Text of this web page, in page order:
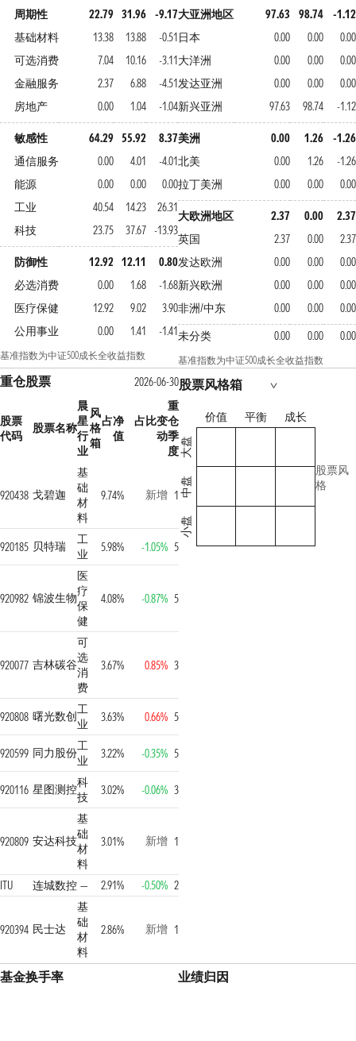
周期性
22.79 31.96
-9.17
基础材料
13.38 13.88
-0.51
可选消费
7.04 10.16
-3.11
金融服务
2.37 6.88
-4.51
房地产
0.00 1.04 -1.04
敏感性 64.29 55.92
8.37
通信服务
0.00 4.01
-4.01
能源
0.00 0.00
0.00
工业
40.54 14.23
26.31
科技
23.75 37.67 -13.93
防御性 12.92 12.11
0.80
必选消费
0.00 1.68
-1.68
医疗保健
12.92 9.02
3.90
公用事业
0.00 1.41 -1.41
基准指数为中证500成长全收益指数
大亚洲地区
97.63 98.74
-1.12
日本
0.00 0.00
0.00
大洋洲
0.00 0.00
0.00
发达亚洲
0.00 0.00
0.00
新兴亚洲
97.63 98.74 -1.12
美洲 0.00 1.26
-1.26
北美
0.00 1.26
-1.26
拉丁美洲
0.00 0.00 0.00
大欧洲地区 2.37 0.00
2.37
英国
2.37 0.00
2.37
发达欧洲
0.00 0.00
0.00
新兴欧洲
0.00 0.00
0.00
非洲/中东
0.00 0.00
0.00
未分类
0.00 0.00 0.00
基准指数为中证500成长全收益指数
重仓股票 2026-06-30
股票
代码
股票名称
晨
星
行
业
风
格
箱
占净
值
占比变
动
重
仓
季
度
920438 戈碧迦
基
础
材
料
9.74% 新增 1
920185 贝特瑞
工
业
5.98% -1.05% 5
920982 锦波生物
医
疗
保
健
4.08% -0.87% 5
920077 吉林碳谷
可
选
消
费
3.67% 0.85% 3
920808 曙光数创工
业
3.63% 0.66% 5
920599 同力股份工
业
3.22% -0.35% 5
920116 星图测控科
技
3.02% -0.06% 3
920809 安达科技
基
础
材
料
3.01% 新增 1
ITU 连城数控 — 2.91% -0.50% 2
920394 民士达
基
础
材
料
2.86% 新增 1
股票风格箱
价值 平衡 成长
大盘
中盘
小盘
股票风
格
基金换手率 业绩归因